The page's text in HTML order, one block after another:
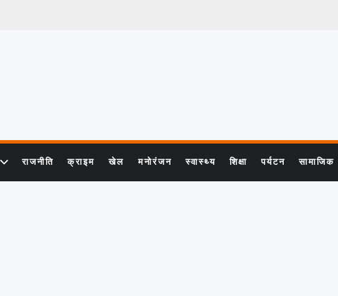
राजनीति क्राइम खेल मनोरंजन स्वास्थ्य शिक्षा पर्यटन सामाजिक